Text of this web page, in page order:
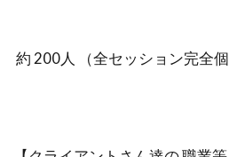
約 200人 （全セッション完全個